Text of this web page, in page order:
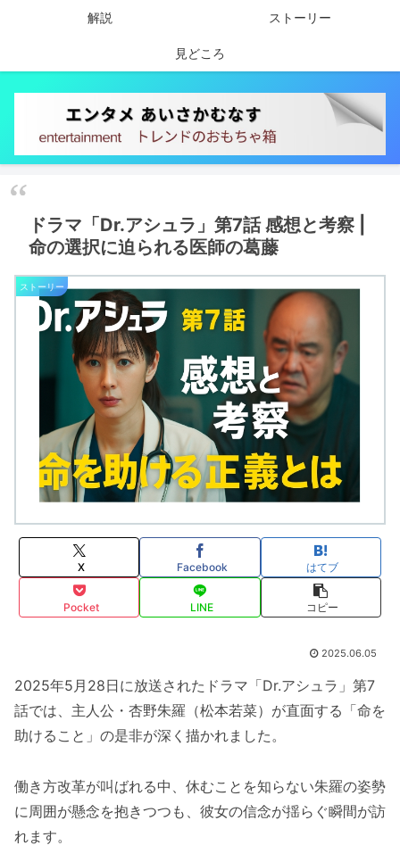
解説 ストーリー
見どころ
ドラマ「Dr.アシュラ」第7話 感想と考察 |
命の選択に迫られる医師の葛藤
ストーリー
X Facebook はてブ
Pocket LINE コピー
2025.06.05
2025年5月28日に放送されたドラマ「Dr.アシュラ」第7
話では、主人公・杏野朱羅（松本若菜）が直面する「命を
助けること」の是非が深く描かれました。
働き方改革が叫ばれる中、休むことを知らない朱羅の姿勢
に周囲が懸念を抱きつつも、彼女の信念が揺らぐ瞬間が訪
れます。